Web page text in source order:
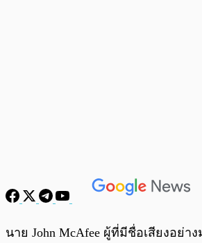
นาย John McAfee ผู้ที่มีชื่อเสียงอย่า